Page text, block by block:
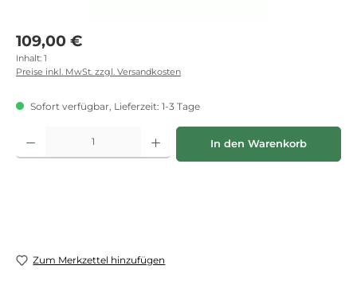
Regulärer Preis:
109,00 €
Inhalt: 1
Preise inkl. MwSt. zzgl. Versandkosten
Sofort verfügbar, Lieferzeit: 1-3 Tage
Produkt Anzahl: Gib den gewünschten Wert ein oder benutze die
In den Warenkorb
Zum Merkzettel hinzufügen